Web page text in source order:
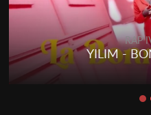
RAP
YILIM -